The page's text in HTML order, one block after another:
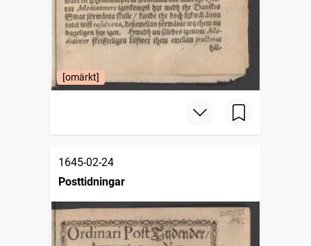
[omärkt]
1645-02-24
Posttidningar